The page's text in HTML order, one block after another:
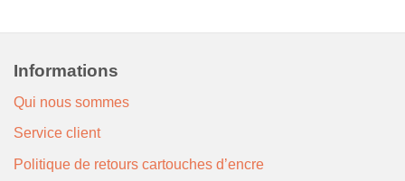
Informations
Qui nous sommes
Service client
Politique de retours cartouches d’encre